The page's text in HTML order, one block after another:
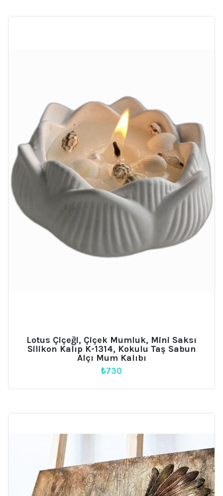
Lotus Çiçeği, Çiçek Mumluk, Mini Saksı
Silikon Kalıp K-1314, Kokulu Taş Sabun
Alçı Mum Kalıbı
₺730